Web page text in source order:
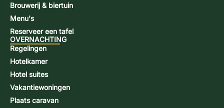
Brouwerij & biertuin
Menu's
Reserveer een tafel
OVERNACHTING
Regelingen
Hotelkamer
Hotel suites
Vakantiewoningen
Plaats caravan